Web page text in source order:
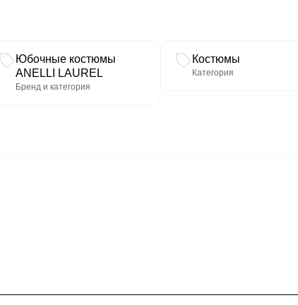
Размер 46:
Жакет: ОГ 102; ОТ 84; ДИ 43.5; ДР 61.5
Юбка: ОТ 83; ОБ 99; ДИ 32.5
Юбочные костюмы
ANELLI LAUREL
Бренд и категория
Костюмы
Категория